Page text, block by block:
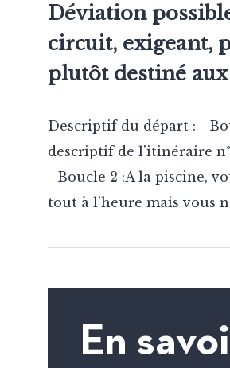
Déviation
circuit, exigeant,
plutôt destiné
Descriptif du départ : -
descriptif de l'itinéraire
- Boucle 2 :A la piscine,
tout à l'heure mais vous
En